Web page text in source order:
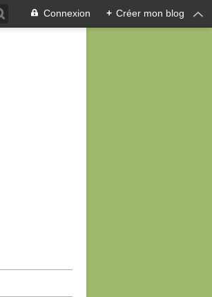
Connexion + Créer mon blog